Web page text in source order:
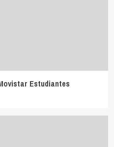
Estudiantes